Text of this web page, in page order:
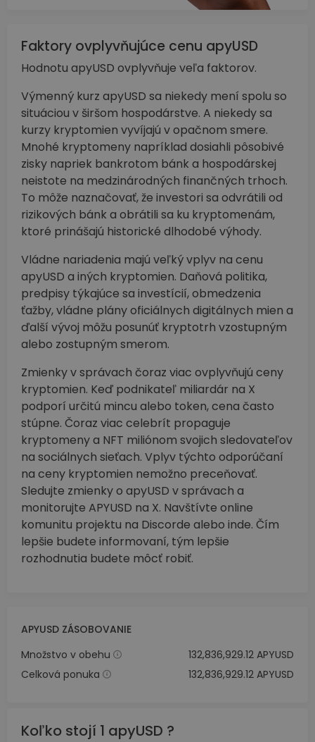
Faktory ovplyvňujúce cenu apyUSD
Hodnotu apyUSD ovplyvňuje veľa faktorov.
Výmenný kurz apyUSD sa niekedy mení spolu so
situáciou v širšom hospodárstve. A niekedy sa
kurzy kryptomien vyvíjajú v opačnom smere.
Mnohé kryptomeny napríklad dosiahli pôsobivé
zisky napriek bankrotom bánk a hospodárskej
neistote na medzinárodných finančných trhoch.
To môže naznačovať, že investori sa odvrátili od
rizikových bánk a obrátili sa ku kryptomenám,
ktoré prinášajú historické dlhodobé výhody.
Vládne nariadenia majú veľký vplyv na cenu
apyUSD a iných kryptomien. Daňová politika,
predpisy týkajúce sa investícií, obmedzenia
ťažby, vládne plány oficiálnych digitálnych mien a
ďalší vývoj môžu posunúť kryptotrh vzostupným
alebo zostupným smerom.
Zmienky v správach čoraz viac ovplyvňujú ceny
kryptomien. Keď podnikateľ miliardár na X
podporí určitú mincu alebo token, cena často
stúpne. Čoraz viac celebrít propaguje
kryptomeny a NFT miliónom svojich sledovateľov
na sociálnych sieťach. Vplyv týchto odporúčaní
na ceny kryptomien nemožno preceňovať.
Sledujte zmienky o apyUSD v správach a
monitorujte APYUSD na X. Navštívte online
komunitu projektu na Discorde alebo inde. Čím
lepšie budete informovaní, tým lepšie
rozhodnutia budete môcť robiť.
APYUSD ZÁSOBOVANIE
Množstvo v obehu
132,836,929.12 APYUSD
Celková ponuka
132,836,929.12 APYUSD
Koľko stojí 1 apyUSD ?